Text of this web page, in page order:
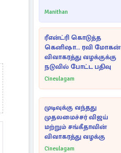
Manithan
ரீஎன்ட்ரி கொடுத்த
கெனிஷா.. ரவி மோகன்
விவாகரத்து வழக்குக்கு
நடுவில் போட்ட பதிவு
Cineulagam
முடிவுக்கு வந்தது
முதலமைச்சர் விஜய்
மற்றும் சங்கீதாவின்
விவாகரத்து வழக்கு
Cineulagam